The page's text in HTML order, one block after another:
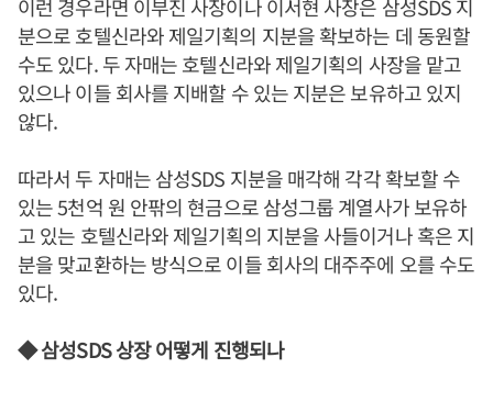
이런 경우라면 이부진 사장이나 이서현 사장은 삼성SDS 지
분으로 호텔신라와 제일기획의 지분을 확보하는 데 동원할
수도 있다. 두 자매는 호텔신라와 제일기획의 사장을 맡고
있으나 이들 회사를 지배할 수 있는 지분은 보유하고 있지
않다.
따라서 두 자매는 삼성SDS 지분을 매각해 각각 확보할 수
있는 5천억 원 안팎의 현금으로 삼성그룹 계열사가 보유하
고 있는 호텔신라와 제일기획의 지분을 사들이거나 혹은 지
분을 맞교환하는 방식으로 이들 회사의 대주주에 오를 수도
있다.
◆ 삼성SDS 상장 어떻게 진행되나